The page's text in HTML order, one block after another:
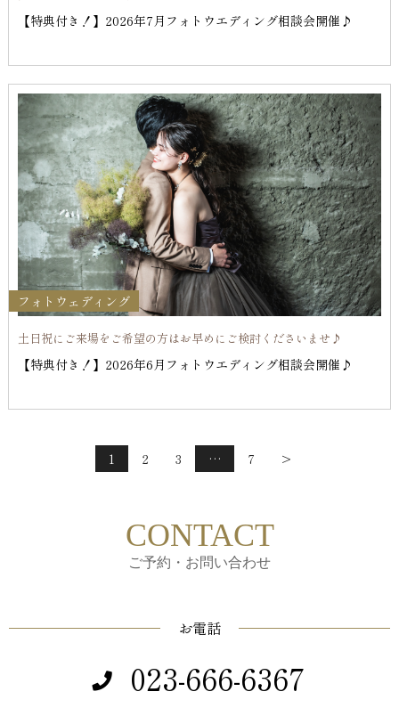
【特典付き！】2026年7月フォトウエディング相談会開催♪
フォトウェディング
土日祝にご来場をご希望の方はお早めにご検討くださいませ♪
【特典付き！】2026年6月フォトウエディング相談会開催♪
1 2 3 … 7 >
CONTACT
ご予約・お問い合わせ
お電話
023-666-6367